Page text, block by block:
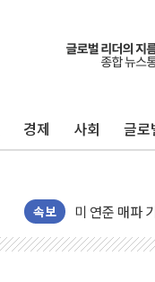
경제 사회 글로
속보
민주, 오늘 제
트럼프, 쿡 연
[종합] 이슬람
트럼프, 백신